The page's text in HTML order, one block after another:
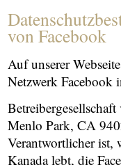
von Facebook
Auf unserer
Netzwerk Facebook
Menlo Park, CA
Verantwortlicher ist,
Kanada lebt, die